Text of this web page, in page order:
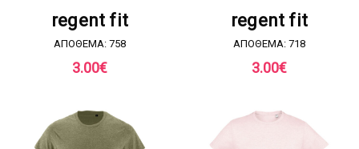
regent fit
ΑΠΟΘΕΜΑ: 758
3.00€
regent fit
ΑΠΟΘΕΜΑ: 718
3.00€